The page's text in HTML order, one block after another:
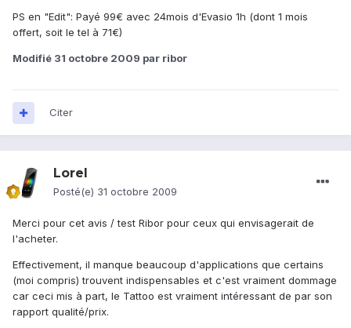
PS en "Edit": Payé 99€ avec 24mois d'Evasio 1h (dont 1 mois
offert, soit le tel à 71€)
Modifié 31 octobre 2009 par ribor
Citer
Lorel
Posté(e) 31 octobre 2009
Merci pour cet avis / test Ribor pour ceux qui envisagerait de
l'acheter.
Effectivement, il manque beaucoup d'applications que certains
(moi compris) trouvent indispensables et c'est vraiment dommage
car ceci mis à part, le Tattoo est vraiment intéressant de par son
rapport qualité/prix.